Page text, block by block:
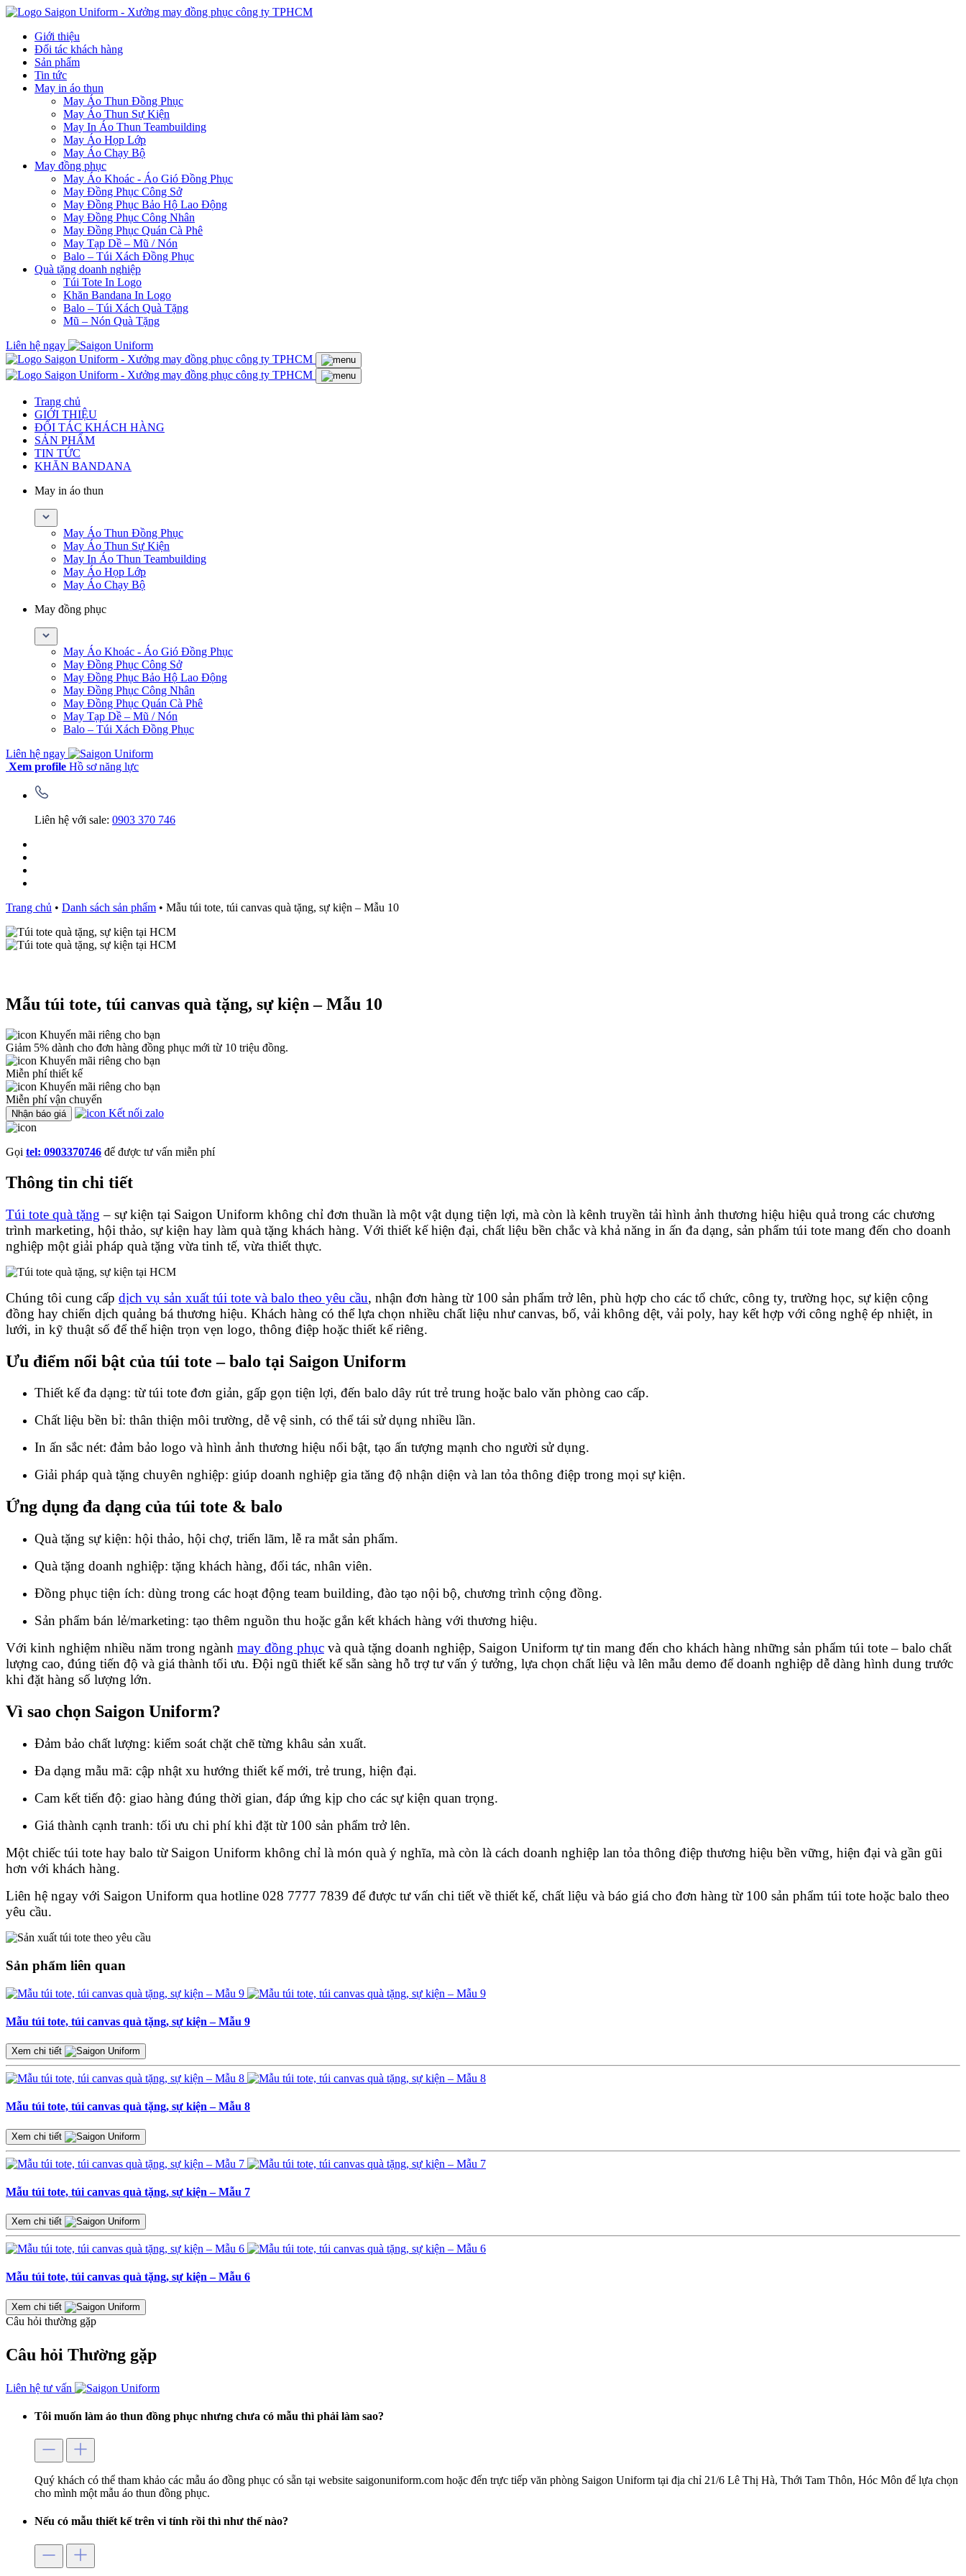
Giới thiệu
Đối tác khách hàng
Sản phẩm
Tin tức
May in áo thun
May Áo Thun Đồng Phục
May Áo Thun Sự Kiện
May In Áo Thun Teambuilding
May Áo Họp Lớp
May Áo Chạy Bộ
May đồng phục
May Áo Khoác - Áo Gió Đồng Phục
May Đồng Phục Công Sở
May Đồng Phục Bảo Hộ Lao Động
May Đồng Phục Công Nhân
May Đồng Phục Quán Cà Phê
May Tạp Dề – Mũ / Nón
Balo – Túi Xách Đồng Phục
Quà tặng doanh nghiệp
Túi Tote In Logo
Khăn Bandana In Logo
Balo – Túi Xách Quà Tặng
Mũ – Nón Quà Tặng
Liên hệ ngay
Trang chủ
GIỚI THIỆU
ĐỐI TÁC KHÁCH HÀNG
SẢN PHẨM
TIN TỨC
KHĂN BANDANA
May in áo thun
May Áo Thun Đồng Phục
May Áo Thun Sự Kiện
May In Áo Thun Teambuilding
May Áo Họp Lớp
May Áo Chạy Bộ
May đồng phục
May Áo Khoác - Áo Gió Đồng Phục
May Đồng Phục Công Sở
May Đồng Phục Bảo Hộ Lao Động
May Đồng Phục Công Nhân
May Đồng Phục Quán Cà Phê
May Tạp Dề – Mũ / Nón
Balo – Túi Xách Đồng Phục
Liên hệ ngay
Xem profile Hồ sơ năng lực
Liên hệ với sale: 0903 370 746
Trang chủ • Danh sách sản phẩm • Mẫu túi tote, túi canvas quà tặng, sự kiện – Mẫu 10
Mẫu túi tote, túi canvas quà tặng, sự kiện – Mẫu 10
Khuyến mãi riêng cho bạn
Giảm 5% dành cho đơn hàng đồng phục mới từ 10 triệu đồng.
Khuyến mãi riêng cho bạn
Miễn phí thiết kế
Khuyến mãi riêng cho bạn
Miễn phí vận chuyển
Nhận báo giá Kết nối zalo
Gọi tel: 0903370746 để được tư vấn miễn phí
Thông tin chi tiết
Túi tote quà tặng – sự kiện tại Saigon Uniform không chỉ đơn thuần là một vật dụng tiện lợi, mà còn là kênh truyền tải hình ảnh thương hiệu hiệu quả trong các chương
trình marketing, hội thảo, sự kiện hay làm quà tặng khách hàng. Với thiết kế hiện đại, chất liệu bền chắc và khả năng in ấn đa dạng, sản phẩm túi tote mang đến cho doanh
nghiệp một giải pháp quà tặng vừa tinh tế, vừa thiết thực.
Chúng tôi cung cấp dịch vụ sản xuất túi tote và balo theo yêu cầu, nhận đơn hàng từ 100 sản phẩm trở lên, phù hợp cho các tổ chức, công ty, trường học, sự kiện cộng
đồng hay chiến dịch quảng bá thương hiệu. Khách hàng có thể lựa chọn nhiều chất liệu như canvas, bố, vải không dệt, vải poly, hay kết hợp với công nghệ ép nhiệt, in
lưới, in kỹ thuật số để thể hiện trọn vẹn logo, thông điệp hoặc thiết kế riêng.
Ưu điểm nổi bật của túi tote – balo tại Saigon Uniform
Thiết kế đa dạng: từ túi tote đơn giản, gấp gọn tiện lợi, đến balo dây rút trẻ trung hoặc balo văn phòng cao cấp.
Chất liệu bền bỉ: thân thiện môi trường, dễ vệ sinh, có thể tái sử dụng nhiều lần.
In ấn sắc nét: đảm bảo logo và hình ảnh thương hiệu nổi bật, tạo ấn tượng mạnh cho người sử dụng.
Giải pháp quà tặng chuyên nghiệp: giúp doanh nghiệp gia tăng độ nhận diện và lan tỏa thông điệp trong mọi sự kiện.
Ứng dụng đa dạng của túi tote & balo
Quà tặng sự kiện: hội thảo, hội chợ, triển lãm, lễ ra mắt sản phẩm.
Quà tặng doanh nghiệp: tặng khách hàng, đối tác, nhân viên.
Đồng phục tiện ích: dùng trong các hoạt động team building, đào tạo nội bộ, chương trình cộng đồng.
Sản phẩm bán lẻ/marketing: tạo thêm nguồn thu hoặc gắn kết khách hàng với thương hiệu.
Với kinh nghiệm nhiều năm trong ngành may đồng phục và quà tặng doanh nghiệp, Saigon Uniform tự tin mang đến cho khách hàng những sản phẩm túi tote – balo chất
lượng cao, đúng tiến độ và giá thành tối ưu. Đội ngũ thiết kế sẵn sàng hỗ trợ tư vấn ý tưởng, lựa chọn chất liệu và lên mẫu demo để doanh nghiệp dễ dàng hình dung trước
khi đặt hàng số lượng lớn.
Vì sao chọn Saigon Uniform?
Đảm bảo chất lượng: kiểm soát chặt chẽ từng khâu sản xuất.
Đa dạng mẫu mã: cập nhật xu hướng thiết kế mới, trẻ trung, hiện đại.
Cam kết tiến độ: giao hàng đúng thời gian, đáp ứng kịp cho các sự kiện quan trọng.
Giá thành cạnh tranh: tối ưu chi phí khi đặt từ 100 sản phẩm trở lên.
Một chiếc túi tote hay balo từ Saigon Uniform không chỉ là món quà ý nghĩa, mà còn là cách doanh nghiệp lan tỏa thông điệp thương hiệu bền vững, hiện đại và gần gũi
hơn với khách hàng.
Liên hệ ngay với Saigon Uniform qua hotline 028 7777 7839 để được tư vấn chi tiết về thiết kế, chất liệu và báo giá cho đơn hàng từ 100 sản phẩm túi tote hoặc balo theo
yêu cầu.
Sản phẩm liên quan
Mẫu túi tote, túi canvas quà tặng, sự kiện – Mẫu 9
Xem chi tiết
Mẫu túi tote, túi canvas quà tặng, sự kiện – Mẫu 8
Xem chi tiết
Mẫu túi tote, túi canvas quà tặng, sự kiện – Mẫu 7
Xem chi tiết
Mẫu túi tote, túi canvas quà tặng, sự kiện – Mẫu 6
Xem chi tiết
Câu hỏi thường gặp
Câu hỏi Thường gặp
Liên hệ tư vấn
Tôi muốn làm áo thun đồng phục nhưng chưa có mẫu thì phải làm sao?
Quý khách có thể tham khảo các mẫu áo đồng phục có sẵn tại website saigonuniform.com hoặc đến trực tiếp văn phòng Saigon Uniform tại địa chỉ 21/6 Lê Thị Hà, Thới Tam Thôn, Hóc Môn để lựa chọn
cho mình một mẫu áo thun đồng phục.
Nếu có mẫu thiết kế trên vi tính rồi thì như thế nào?